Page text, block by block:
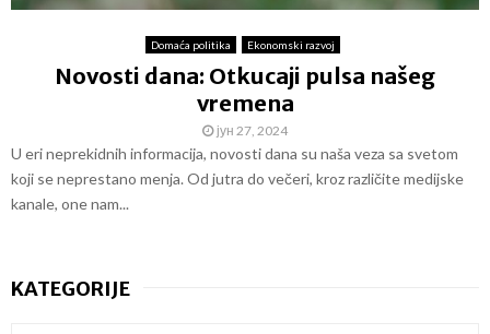
Domaća politika Ekonomski razvoj
Novosti dana: Otkucaji pulsa našeg
vremena
јун 27, 2024
U eri neprekidnih informacija, novosti dana su naša veza sa svetom
koji se neprestano menja. Od jutra do večeri, kroz različite medijske
kanale, one nam...
KATEGORIJE